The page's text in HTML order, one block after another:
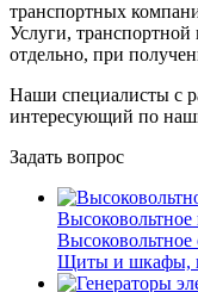
транспортных
Услуги,
отдельно, при
Наши специалисты с
интересующий по
Задать вопрос
Высоковольтное
Щиты и шкафы,